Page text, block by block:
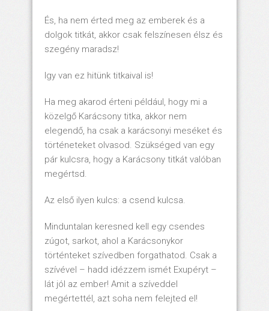
És, ha nem érted meg az emberek és a
dolgok titkát, akkor csak felszínesen élsz és
szegény maradsz!
Igy van ez hitünk titkaival is!
Ha meg akarod érteni például, hogy mi a
közelgő Karácsony titka, akkor nem
elegendő, ha csak a karácsonyi meséket és
történeteket olvasod. Szükséged van egy
pár kulcsra, hogy a Karácsony titkát valóban
megértsd.
Az első ilyen kulcs: a csend kulcsa.
Minduntalan keresned kell egy csendes
zúgot, sarkot, ahol a Karácsonykor
történteket szívedben forgathatod. Csak a
szívével – hadd idézzem ismét Exupéryt –
lát jól az ember! Amit a szíveddel
megértettél, azt soha nem felejted el!